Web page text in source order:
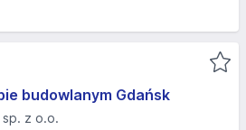
budowlanym Gdańsk
z o.o.